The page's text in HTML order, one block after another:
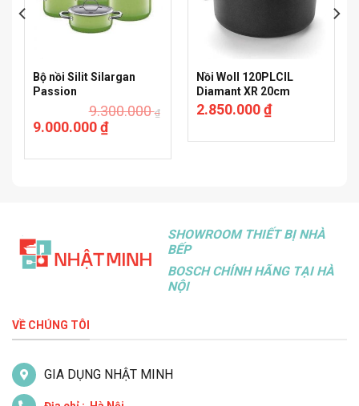
Bộ nồi Silit Silargan
Passion
9.300.000₫
9.000.000₫
Nồi Woll 120PLCIL
Diamant XR 20cm
2.850.000₫
SHOWROOM THIẾT BỊ NHÀ
BẾP
BOSCH CHÍNH HÃNG TẠI HÀ
NỘI
VỀ CHÚNG TÔI
GIA DỤNG NHẬT MINH